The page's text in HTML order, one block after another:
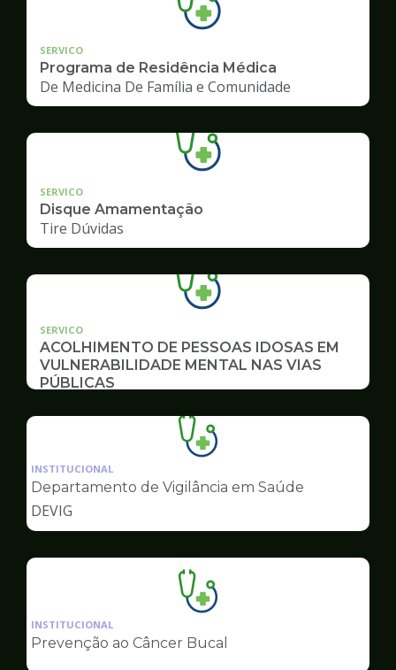
SERVICO
Programa de Residência Médica
De Medicina De Família e Comunidade
SERVICO
Disque Amamentação
Tire Dúvidas
SERVICO
ACOLHIMENTO DE PESSOAS IDOSAS EM
VULNERABILIDADE MENTAL NAS VIAS
PÚBLICAS
Ilustração
da
pagina
INSTITUCIONAL
Departamento de Vigilância em Saúde
DEVIG
Ilustração
da
pagina
INSTITUCIONAL
Prevenção ao Câncer Bucal